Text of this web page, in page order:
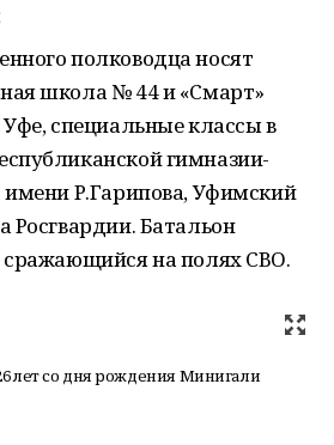
полководца носят
школа № 44 и «Смарт»
специальные классы в
гимназии-
Р.Гарипова, Уфимский
Росгвардии. Батальон
сражающийся на полях СВО.
лет со дня рождения Минигали